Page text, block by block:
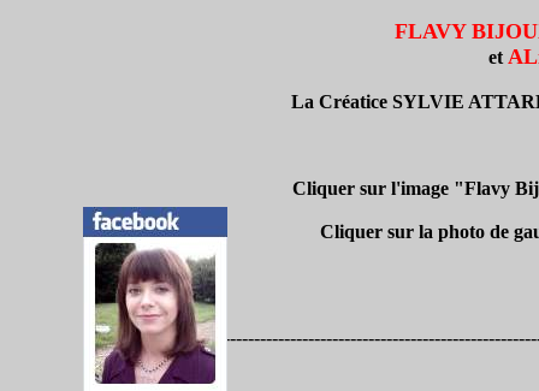
FLAVY
et
La Créatice SYLVIE
Cliquer sur l'image "Flavy
Cliquer sur la photo de